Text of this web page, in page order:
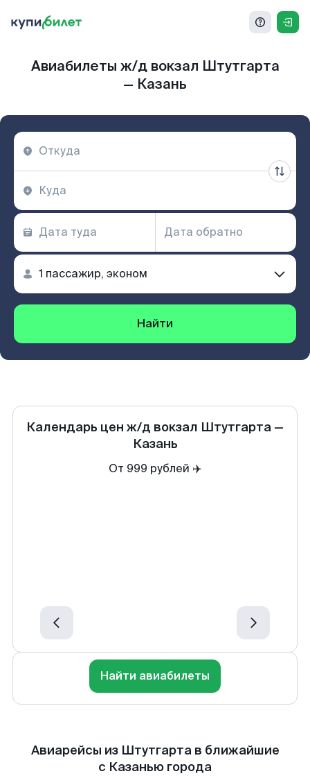
Авиабилеты ж/д вокзал Штутгарта
— Казань
Найти
Календарь цен ж/д вокзал Штутгарта —
Казань
От 999 рублей ✈️
Найти авиабилеты
Авиарейсы из Штутгарта в ближайшие
с Казанью города